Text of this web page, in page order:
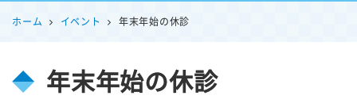
ホーム イベント 年末年始の休診
年末年始の休診